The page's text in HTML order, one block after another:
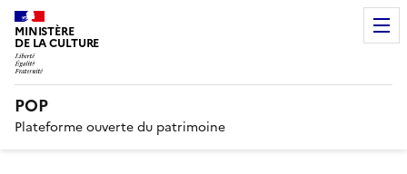
MINISTÈRE
DE LA CULTURE
POP
Plateforme ouverte du patrimoine